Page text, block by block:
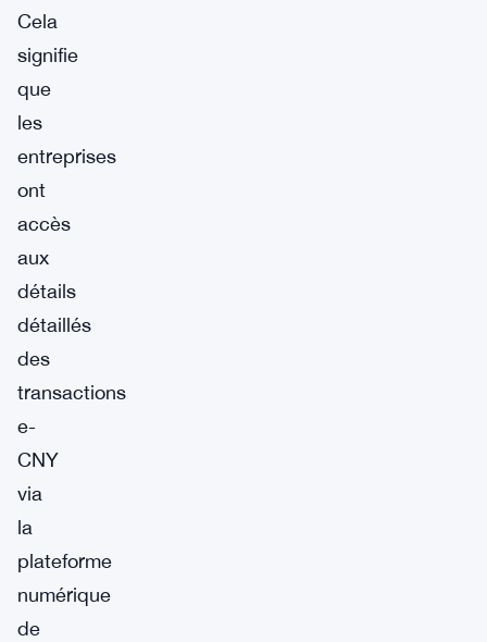
Cela
signifie
que
les
entreprises
ont
accès
aux
détails
détaillés
des
transactions
e-
CNY
via
la
plateforme
numérique
de